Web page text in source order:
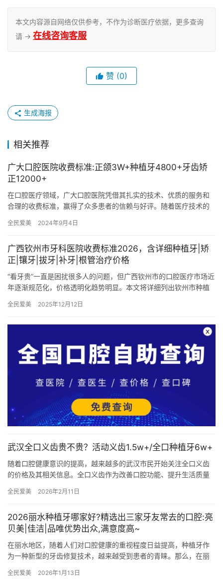
本文内容源自网络仅供参考，不作为诊断医疗依据，更多查询
请 → 在线咨询客服
赞 (0)
生成海报
相关推荐
广大口腔医院收费标准:正颌3W+种植牙4800+牙齿矫
正12000+
在口腔医疗领域，广大口腔医院凭借其扎实的技术、优质的服务和
合理的收费标准，赢得了众多患者的信赖与好评。随着医疗技术的
费标准…
全民爱美 2024年9月4日
广西钦州市牙科医院收费标准2026，含详细种植牙|矫
正|镶牙|拔牙|补牙|根管治疗价格
“看牙贵”一直是困扰很多人的问题，但广西钦州市的口腔医疗市场近
年逐渐规范化，价格透明化趋势明显。本文将详细列出钦州市种植
希…
全民爱美 2025年12月12日
武汉全口义齿贵不贵？活动义齿1.5w+/全口种植牙6w+
随着口腔健康意识的提高，越来越多的武汉市民开始关注全口义齿
的价格及其相关信息。全口义齿作为改善口腔功能、提升生活质量
文将围…
全民爱美 2026年2月11日
2026丽水种植牙哪家好?精选出三家牙友常去的口腔:亮
贝美|佳洁|品唯优势出众,满意度高~
在丽水地区，随着人们对口腔健康的重视程度日益提高，种植牙作
为一种新型的牙齿修复技术，越来越受到患者的青睐。那么，在丽
全民爱美 2026年1月13日